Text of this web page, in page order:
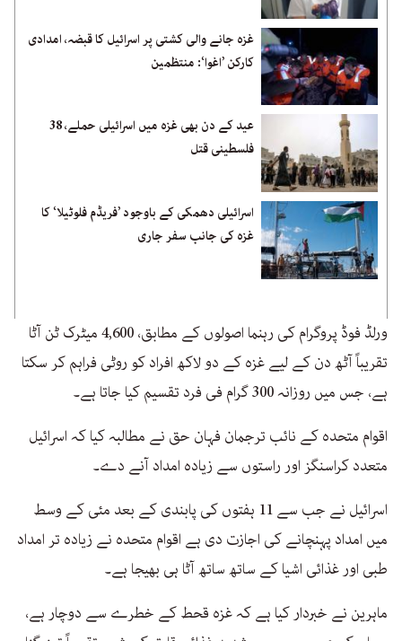
غزہ جانے والی کشتی پر اسرائیل کا قبضہ، امدادی
کارکن ’اغوا‘: منتظمین
عید کے دن بھی غزہ میں اسرائیلی حملے، 38
فلسطینی قتل
اسرائیلی دھمکی کے باوجود ’فریڈم فلوٹیلا‘ کا
غزہ کی جانب سفر جاری
ورلڈ فوڈ پروگرام کی رہنما اصولوں کے مطابق، 4,600 میٹرک ٹن آٹا
تقریباً آٹھ دن کے لیے غزہ کے دو لاکھ افراد کو روٹی فراہم کر سکتا
ہے، جس میں روزانہ 300 گرام فی فرد تقسیم کیا جاتا ہے۔
اقوام متحدہ کے نائب ترجمان فہان حق نے مطالبہ کیا کہ اسرائیل
متعدد کراسنگز اور راستوں سے زیادہ امداد آنے دے۔
اسرائیل نے جب سے 11 ہفتوں کی پابندی کے بعد مئی کے وسط
میں امداد پہنچانے کی اجازت دی ہے اقوام متحدہ نے زیادہ تر امداد
طبی اور غذائی اشیا کے ساتھ ساتھ آٹا ہی بھیجا ہے۔
ماہرین نے خبردار کیا ہے کہ غزہ قحط کے خطرے سے دوچار ہے،